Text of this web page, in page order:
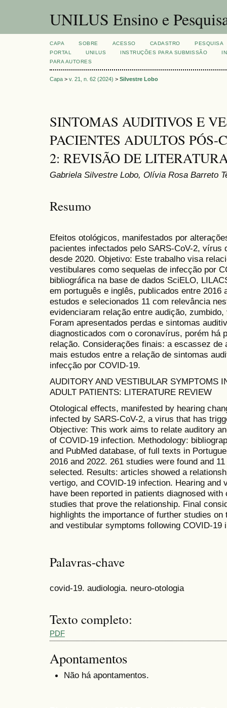
UNILUS Ensino e
CAPA SOBRE ACESSO CADASTRO
PESQUISA
PORTAL
UNILUS INSTRUÇÕES PARA SUBMISSÃO
PARA AUTORES
Capa > v. 21, n. 62 (2024) > Silvestre Lobo
SINTOMAS AUDITIVOS E
PACIENTES ADULTOS PÓS-
2: REVISÃO DE
Gabriela Silvestre Lobo, Olívia Rosa Barreto
Resumo
Efeitos otológicos, manifestados por
pacientes infectados pelo SARS-CoV-2, vírus
desde 2020. Objetivo: Este trabalho visa
vestibulares como sequelas de infecção por
bibliográfica na base de dados SciELO,
em português e inglês, publicados entre 2016
estudos e selecionados 11 com relevância
evidenciaram relação entre audição,
Foram apresentados perdas e sintomas
diagnosticados com o coronavírus, porém há
relação. Considerações finais: a escassez
mais estudos entre a relação de sintomas
infecção por COVID-19.
AUDITORY AND VESTIBULAR SYMPTOMS
ADULT PATIENTS: LITERATURE REVIEW
Otological effects, manifested by hearing
infected by SARS-CoV-2, a virus that has
Objective: This work aims to relate auditory
of COVID-19 infection. Methodology:
and PubMed database, of full texts in
2016 and 2022. 261 studies were found and
selected. Results: articles showed a
vertigo, and COVID-19 infection. Hearing and
have been reported in patients diagnosed
studies that prove the relationship. Final
highlights the importance of further studies
and vestibular symptoms following COVID-19
Palavras-chave
covid-19. audiologia. neuro-otologia
Texto completo:
PDF
Apontamentos
Não há apontamentos.